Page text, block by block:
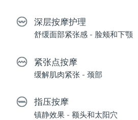
深层按摩护理
舒缓面部紧张感 - 脸颊和下颚
紧张点按摩
缓解肌肉紧张 - 颈部
指压按摩
镇静效果 - 额头和太阳穴